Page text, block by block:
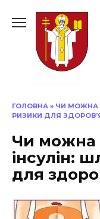
до
ГОЛОВНА » ЧИ МОЖНА
РИЗИКИ ДЛЯ
Чи можна
інсулін:
для